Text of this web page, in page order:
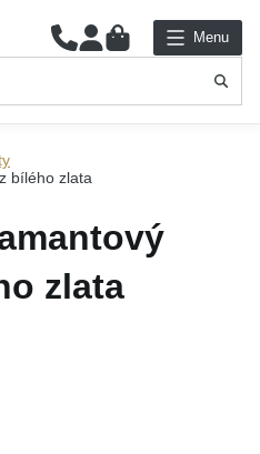
0 Menu
bílého zlata
zlata